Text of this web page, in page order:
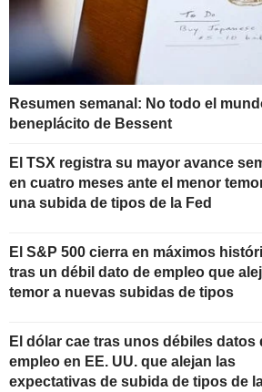
Resumen semanal: No todo el
beneplácito de Bessent
El TSX registra su mayor avance
en cuatro meses ante el menor
una subida de tipos de la Fed
El S&P 500 cierra en máximos
tras un débil dato de empleo que
temor a nuevas subidas de tipos
El dólar cae tras unos débiles datos
empleo en EE. UU. que alejan las
expectativas de subida de tipos de